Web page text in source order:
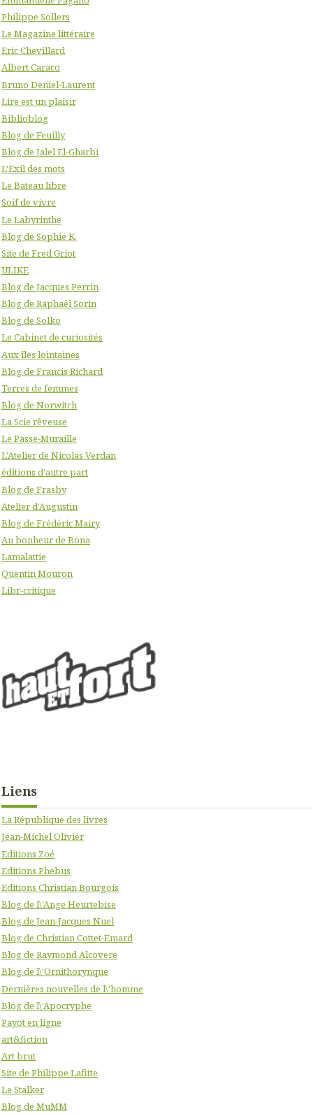
Philippe Sollers
Le Magazine littéraire
Eric Chevillard
Albert Caraco
Bruno Deniel-Laurent
Lire est un plaisir
Biblioblog
Blog de Feuilly
Blog de Jalel El-Gharbi
L'Exil des mots
Le Bateau libre
Soif de vivre
Le Labyrinthe
Blog de Sophie K.
Site de Fred Griot
ULIKE
Blog de Jacques Perrin
Blog de Raphaël Sorin
Blog de Solko
Le Cabinet de curiosités
Aux îles lointaines
Blog de Francis Richard
Terres de femmes
Blog de Norwitch
La Scie rêveuse
Le Passe-Muraille
L'Atelier de Nicolas Verdan
éditions d'autre part
Blog de Frasby
Atelier d'Augustin
Blog de Frédéric Mairy
Au bonheur de Bona
Lamalattie
Quentin Mouron
Libr-critique
Liens
La République des livres
Jean-Michel Olivier
Editions Zoé
Editions Phebus
Editions Christian Bourgois
Blog de l\'Ange Heurtebise
Blog de Jean-Jacques Nuel
Blog de Christian Cottet-Emard
Blog de Raymond Alcovere
Blog de l\'Ornithorynque
Dernières nouvelles de l\'homme
Blog de l\'Apocryphe
Payot en ligne
art&fiction
Art brut
Site de Philippe Lafitte
Le Stalker
Blog de MuMM